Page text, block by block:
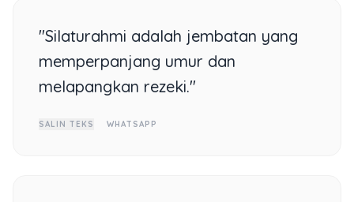
"Silaturahmi adalah jembatan yang
memperpanjang umur dan
melapangkan rezeki."
SALIN TEKS WHATSAPP